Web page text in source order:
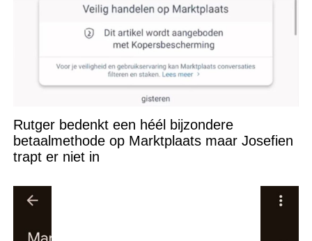
Rutger bedenkt een héél bijzondere
betaalmethode op Marktplaats maar Josefien
trapt er niet in